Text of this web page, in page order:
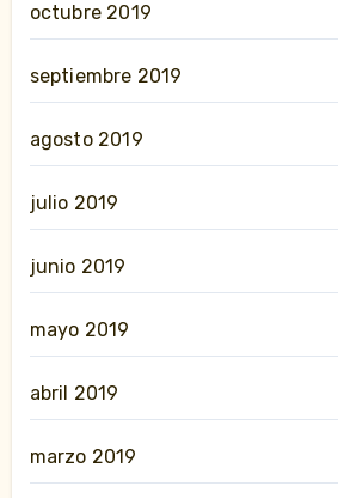
octubre 2019
septiembre 2019
agosto 2019
julio 2019
junio 2019
mayo 2019
abril 2019
marzo 2019